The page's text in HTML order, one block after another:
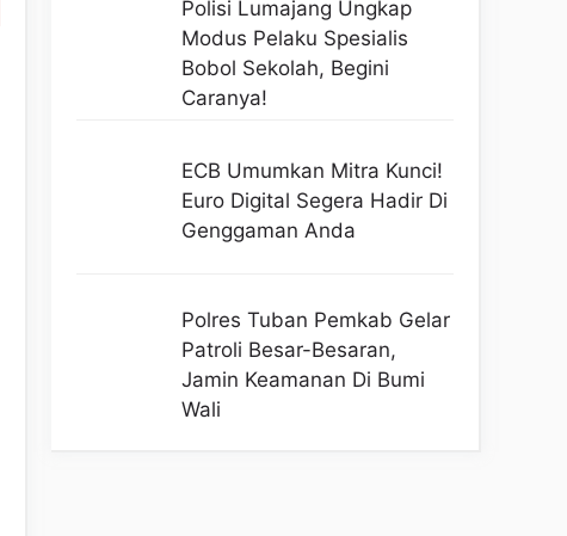
Polisi Lumajang Ungkap
Modus Pelaku Spesialis
Bobol Sekolah, Begini
Caranya!
ECB Umumkan Mitra Kunci!
Euro Digital Segera Hadir Di
Genggaman Anda
Polres Tuban Pemkab Gelar
Patroli Besar-Besaran,
Jamin Keamanan Di Bumi
Wali